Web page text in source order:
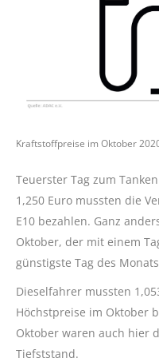
Kraftstoffpreise im Oktober
Teuerster Tag zum
1,250 Euro mussten die
E10 bezahlen. Ganz
Oktober, der mit einem
günstigste Tag des
Dieselfahrer mussten
Höchstpreise im Oktober
Oktober waren auch hier
Tiefststand.